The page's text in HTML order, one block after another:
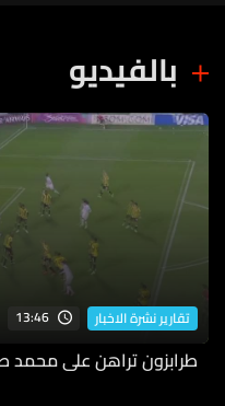
بالفيديو
تقارير نشرة الاخبار 13:46
طرابزون تراهن على محمد